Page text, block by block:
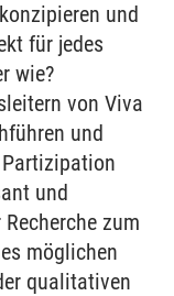
und
für jedes
wie?
von Viva
und
und
zum
möglichen
qualitativen